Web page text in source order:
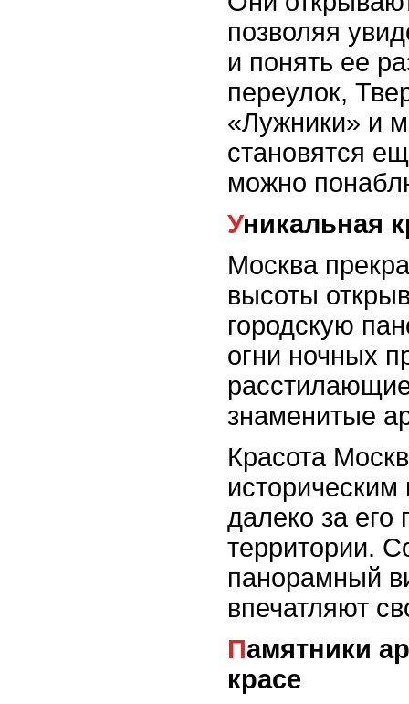
позволяя
и понять ее
переулок,
«Лужники» и
становятся
можно
Уникальная
Москва
высоты
городскую
огни ночных
знаменитые
Красота
далеко за его
территории.
панорамный
впечатляют
Памятники архитектуры во всей своей
красе